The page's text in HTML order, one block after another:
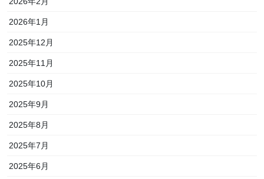
2026年1月
2025年12月
2025年11月
2025年10月
2025年9月
2025年8月
2025年7月
2025年6月